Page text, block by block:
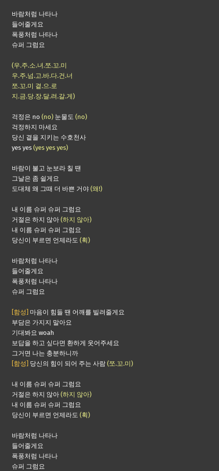
바람처럼 나타나
들어줄게요
폭풍처럼 나타나
슈퍼 그럼요
(우.주.소.녀.쪼.꼬.미
우.주.넘.고.바.다.건.너
쪼.꼬.미 곁.으.로
지.금.당.장.달.려.갈.게)
걱정은 no (no) 눈물도 (no)
걱정하지 마세요
당신 곁을 지키는 수호천사
yes yes (yes yes yes)
바람이 불고 눈보라 칠 땐
그날은 좀 쉴게요
도대체 왜 그때 더 바쁜 거야 (왜!)
내 이름 슈퍼 슈퍼 그럼요
거절은 하지 않아 (하지 않아)
내 이름 슈퍼 슈퍼 그럼요
당신이 부르면 언제라도 (휙)
바람처럼 나타나
들어줄게요
폭풍처럼 나타나
슈퍼 그럼요
[함성]
마음이 힘들 땐 어깨를 빌려줄게요
부담은 가지지 말아요
기대봐요 woah
보답을 하고 싶다면 환하게 웃어주세요
그거면 나는 충분하니까
[함성]
당신의 힘이 되어 주는 사람 (쪼.꼬.미)
내 이름 슈퍼 슈퍼 그럼요
거절은 하지 않아 (하지 않아)
내 이름 슈퍼 슈퍼 그럼요
당신이 부르면 언제라도 (휙)
바람처럼 나타나
들어줄게요
폭풍처럼 나타나
슈퍼 그럼요